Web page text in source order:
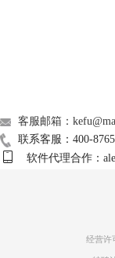
图
客服邮箱：
联系客服：400-
软件代理合作：
经营许